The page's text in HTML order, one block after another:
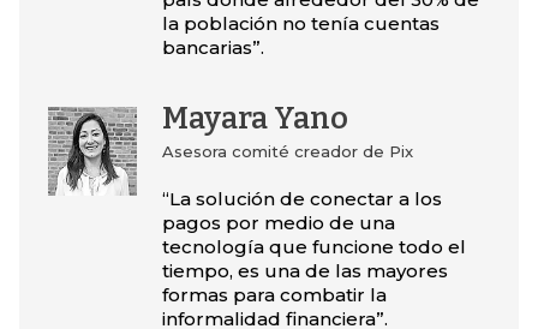
la población no tenía cuentas
bancarias”.
Mayara Yano
Asesora comité creador de Pix
“La solución de conectar a los
pagos por medio de una
tecnología que funcione todo el
tiempo, es una de las mayores
formas para combatir la
informalidad financiera”.